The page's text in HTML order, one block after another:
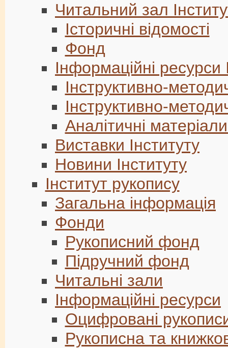
Читальний зал
Історичні відомості
Фонд
Інформаційні ресурси
Інструктивно-
Інструктивно-
Аналітичні
Виставки Інституту
Новини Інституту
Інститут рукопису
Загальна інформація
Фонди
Рукописний фонд
Підручний фонд
Читальні зали
Інформаційні ресурси
Оцифровані
Рукописна та